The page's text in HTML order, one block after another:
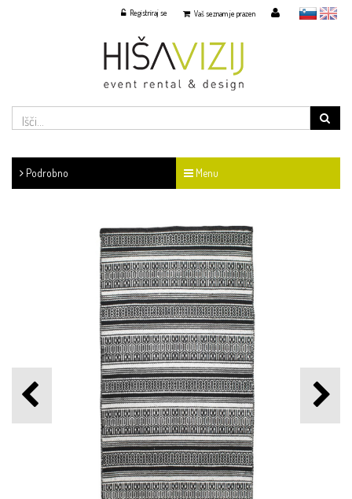
slovensko
English
Vaš seznam je prazen
Registriraj se
Podrobno Menu